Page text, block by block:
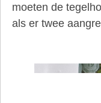
moeten de
als er twee